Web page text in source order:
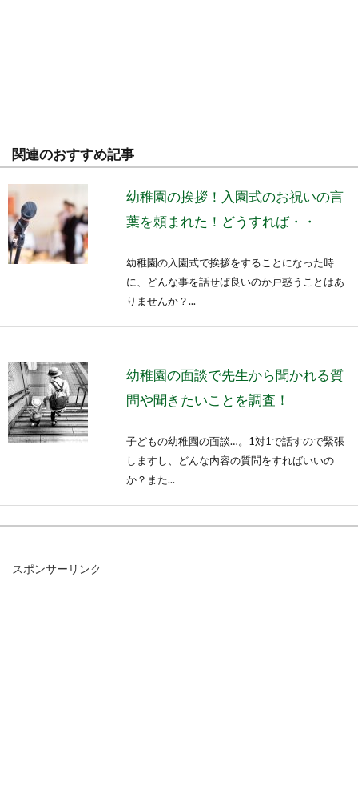
関連のおすすめ記事
幼稚園の挨拶！入園式のお祝いの言
葉を頼まれた！どうすれば・・
幼稚園の入園式で挨拶をすることになった時
に、どんな事を話せば良いのか戸惑うことはあ
りませんか？...
幼稚園の面談で先生から聞かれる質
問や聞きたいことを調査！
子どもの幼稚園の面談…。1対1で話すので緊張
しますし、どんな内容の質問をすればいいの
か？また...
スポンサーリンク